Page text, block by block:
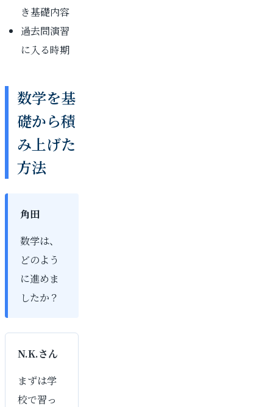
き基礎内容
過去問演習
に入る時期
数学を基
礎から積
み上げた
方法
角田
数学は、
どのよう
に進めま
したか？
N.K.さん
まずは学
校で習っ